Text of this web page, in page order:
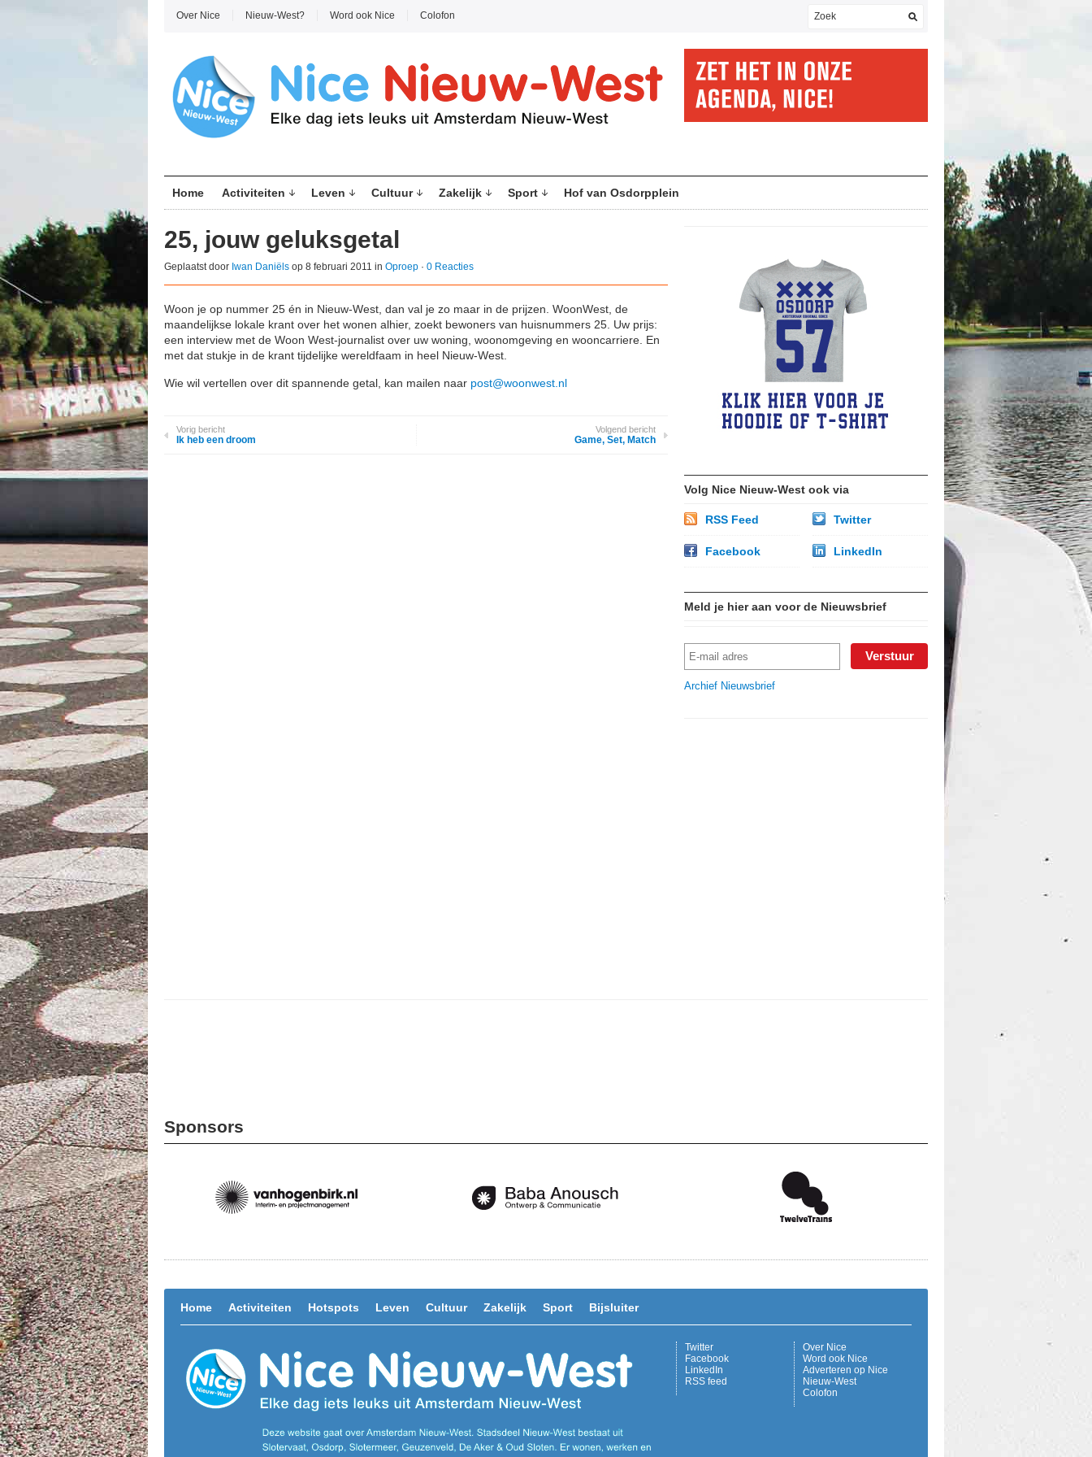
Over Nice Nieuw-West? Word ook Nice Colofon
Home Activiteiten Leven Cultuur Zakelijk Sport Hof van Osdorpplein
25, jouw geluksgetal
Geplaatst door Iwan Daniëls op 8 februari 2011 in Oproep · 0 Reacties
Woon je op nummer 25 én in Nieuw-West, dan val je zo maar in de prijzen. WoonWest, de
maandelijkse lokale krant over het wonen alhier, zoekt bewoners van huisnummers 25. Uw prijs:
een interview met de Woon West-journalist over uw woning, woonomgeving en wooncarriere. En
met dat stukje in de krant tijdelijke wereldfaam in heel Nieuw-West.
Wie wil vertellen over dit spannende getal, kan mailen naar post@woonwest.nl
Vorig bericht
Ik heb een droom
Volgend bericht
Game, Set, Match
Volg Nice Nieuw-West ook via
RSS Feed Twitter
Facebook LinkedIn
Meld je hier aan voor de Nieuwsbrief
Archief Nieuwsbrief
Sponsors
Home Activiteiten Hotspots Leven Cultuur Zakelijk Sport Bijsluiter
Over Nice
Word ook Nice
Adverteren op Nice
Nieuw-West
Colofon
Twitter
Facebook
LinkedIn
RSS feed